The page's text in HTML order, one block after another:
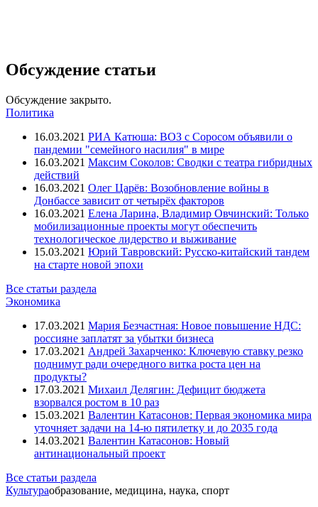
Обсуждение статьи
Обсуждение закрыто.
Политика
16.03.2021 РИА Катюша: ВОЗ с Соросом объявили о
пандемии "семейного насилия" в мире
16.03.2021 Максим Соколов: Сводки с театра гибридных
действий
16.03.2021 Олег Царёв: Возобновление войны в
Донбассе зависит от четырёх факторов
16.03.2021 Елена Ларина, Владимир Овчинский: Только
мобилизационные проекты могут обеспечить
технологическое лидерство и выживание
15.03.2021 Юрий Тавровский: Русско-китайский тандем
на старте новой эпохи
Все статьи раздела
Экономика
17.03.2021 Мария Безчастная: Новое повышение НДС:
россияне заплатят за убытки бизнеса
17.03.2021 Андрей Захарченко: Ключевую ставку резко
поднимут ради очередного витка роста цен на
продукты?
17.03.2021 Михаил Делягин: Дефицит бюджета
взорвался ростом в 10 раз
15.03.2021 Валентин Катасонов: Первая экономика мира
уточняет задачи на 14-ю пятилетку и до 2035 года
14.03.2021 Валентин Катасонов: Новый
антинациональный проект
Все статьи раздела
Культураобразование, медицина, наука, спорт